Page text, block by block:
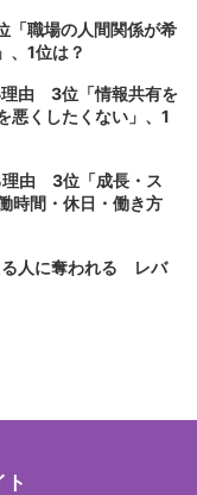
職場の人間関係が希
、1位は？
理由 3位「情報共有を
悪くしたくない」、1
理由 3位「成長・ス
時間・休日・働き方
る人に奪われる レバ
ト